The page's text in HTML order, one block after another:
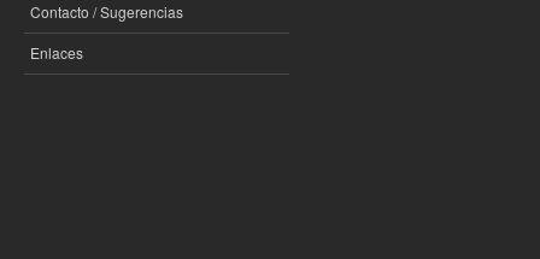
Contacto / Sugerencias
Enlaces